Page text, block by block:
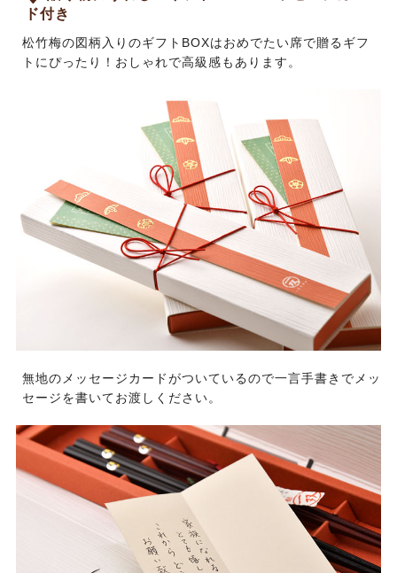
ド付き
松竹梅の図柄入りのギフトBOXはおめでたい席で贈るギフ
トにぴったり！おしゃれで高級感もあります。
無地のメッセージカードがついているので一言手書きでメッ
セージを書いてお渡しください。